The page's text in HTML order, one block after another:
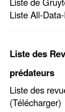
ListeAll-
Liste des
prédateurs
Liste des
(Télécharger)